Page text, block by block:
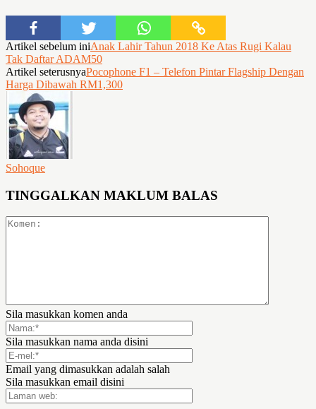
Artikel sebelum iniAnak Lahir Tahun 2018 Ke Atas Rugi Kalau
Tak Daftar ADAM50
Artikel seterusnyaPocophone F1 – Telefon Pintar Flagship Dengan
Harga Dibawah RM1,300
Sohoque
TINGGALKAN MAKLUM BALAS
Sila masukkan komen anda
Sila masukkan nama anda disini
Email yang dimasukkan adalah salah
Sila masukkan email disini